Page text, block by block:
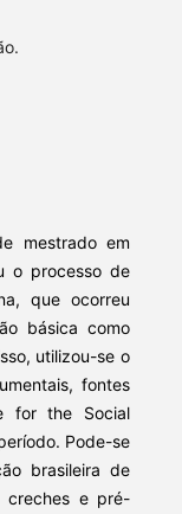
mestrado em
o processo de
que ocorreu
básica como
utilizou-se o
fontes
for the Social
Pode-se
brasileira de
creches e pré-